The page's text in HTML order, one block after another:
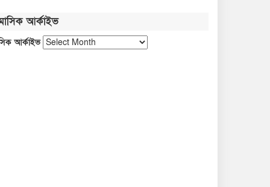
আর্কাইভ
আর্কাইভ